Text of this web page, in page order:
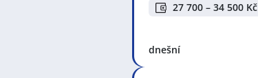
27 700 – 34 500 Kč
dnešní